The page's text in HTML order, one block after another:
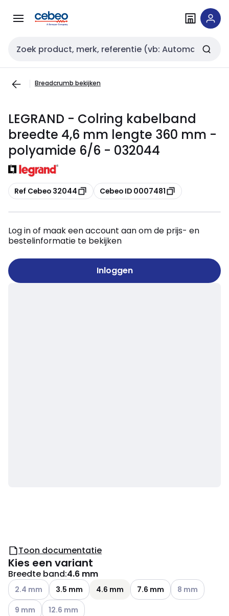
naar
naar
Zoekveld invoer
Breadcrumb bekijken
LEGRAND - Colring kabelband
breedte 4,6 mm lengte 360 mm -
polyamide 6/6 - 032044
Kopiëren
Ref Cebeo 32044 Kopiëren
Cebeo ID 0007481
Log in of maak een account aan om de prijs- en
bestelinformatie te bekijken
Inloggen
Toon documentatie
Kies een variant
Breedte band:4.6 mm
Andere varianten (Huidige combinatie niet mogelijk)
2.4 mm 3.5 mm 4.6 mm 7.6 mm Andere
8 mm
Andere varianten (Huidige combinatie niet mogelijk)
9 mm Andere varianten (Huidige combinatie niet mogelijk)
12.6 mm